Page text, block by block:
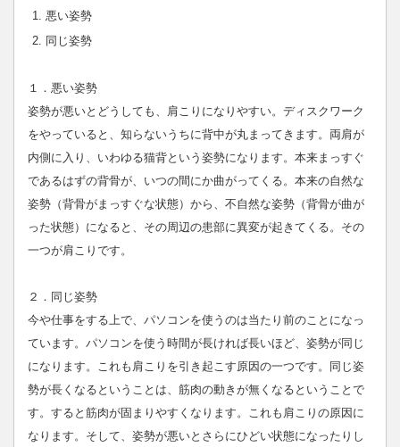
悪い姿勢
同じ姿勢
１．悪い姿勢
姿勢が悪いとどうしても、肩こりになりやすい。ディスクワーク
をやっていると、知らないうちに背中が丸まってきます。両肩が
内側に入り、いわゆる猫背という姿勢になります。本来まっすぐ
であるはずの背骨が、いつの間にか曲がってくる。本来の自然な
姿勢（背骨がまっすぐな状態）から、不自然な姿勢（背骨が曲が
った状態）になると、その周辺の患部に異変が起きてくる。その
一つが肩こりです。
２．同じ姿勢
今や仕事をする上で、パソコンを使うのは当たり前のことになっ
ています。パソコンを使う時間が長ければ長いほど、姿勢が同じ
になります。これも肩こりを引き起こす原因の一つです。同じ姿
勢が長くなるということは、筋肉の動きが無くなるということで
す。すると筋肉が固まりやすくなります。これも肩こりの原因に
なります。そして、姿勢が悪いとさらにひどい状態になったりし